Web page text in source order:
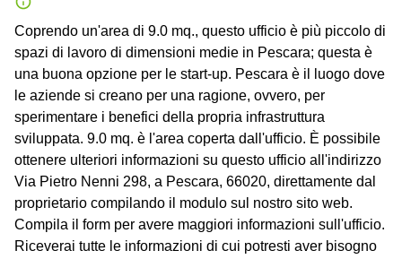
Coprendo un'area di 9.0 mq., questo ufficio è più piccolo di
spazi di lavoro di dimensioni medie in Pescara; questa è
una buona opzione per le start-up. Pescara è il luogo dove
le aziende si creano per una ragione, ovvero, per
sperimentare i benefici della propria infrastruttura
sviluppata. 9.0 mq. è l'area coperta dall'ufficio. È possibile
ottenere ulteriori informazioni su questo ufficio all'indirizzo
Via Pietro Nenni 298, a Pescara, 66020, direttamente dal
proprietario compilando il modulo sul nostro sito web.
Compila il form per avere maggiori informazioni sull'ufficio.
Riceverai tutte le informazioni di cui potresti aver bisogno